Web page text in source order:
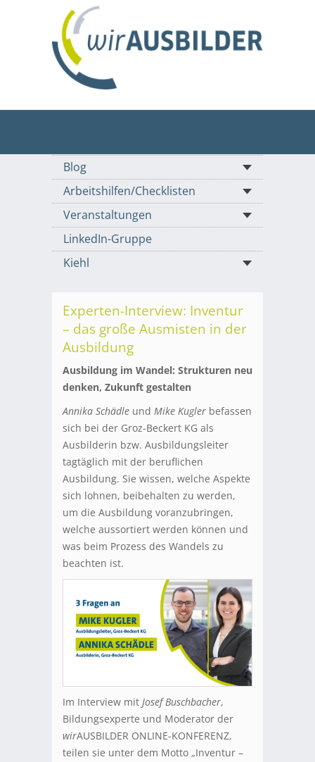
Blog
Arbeitshilfen/Checklisten
Veranstaltungen
LinkedIn-Gruppe
Kiehl
Experten-Interview: Inventur
– das große Ausmisten in der
Ausbildung
Ausbildung im Wandel: Strukturen neu
denken, Zukunft gestalten
Annika Schädle und Mike Kugler befassen
sich bei der Groz-Beckert KG als
Ausbilderin bzw. Ausbildungsleiter
tagtäglich mit der beruflichen
Ausbildung. Sie wissen, welche Aspekte
sich lohnen, beibehalten zu werden,
um die Ausbildung voranzubringen,
welche aussortiert werden können und
was beim Prozess des Wandels zu
beachten ist.
Im Interview mit Josef Buschbacher,
Bildungsexperte und Moderator der
wirAUSBILDER ONLINE-KONFERENZ,
teilen sie unter dem Motto „Inventur –